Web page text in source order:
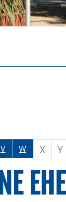
V W X Y
EHE